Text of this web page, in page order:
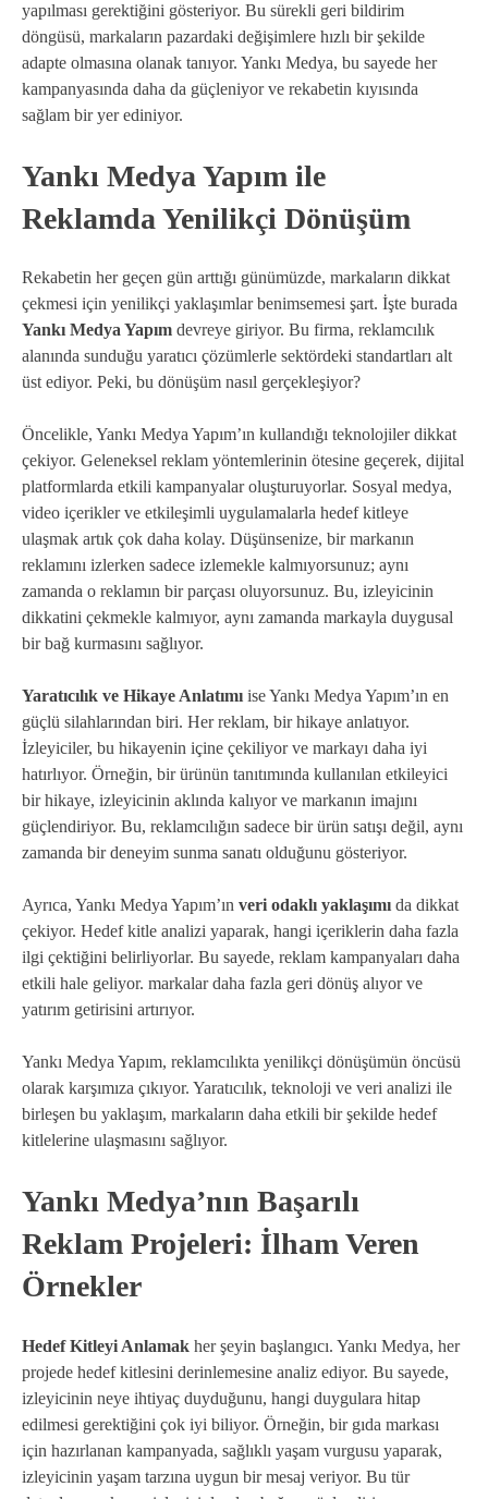
yapılması gerektiğini gösteriyor. Bu sürekli geri bildirim
döngüsü, markaların pazardaki değişimlere hızlı bir şekilde
adapte olmasına olanak tanıyor. Yankı Medya, bu sayede her
kampanyasında daha da güçleniyor ve rekabetin kıyısında
sağlam bir yer ediniyor.
Yankı Medya Yapım ile
Reklamda Yenilikçi Dönüşüm
Rekabetin her geçen gün arttığı günümüzde, markaların dikkat
çekmesi için yenilikçi yaklaşımlar benimsemesi şart. İşte burada
Yankı Medya Yapım devreye giriyor. Bu firma, reklamcılık
alanında sunduğu yaratıcı çözümlerle sektördeki standartları alt
üst ediyor. Peki, bu dönüşüm nasıl gerçekleşiyor?
Öncelikle, Yankı Medya Yapım’ın kullandığı teknolojiler dikkat
çekiyor. Geleneksel reklam yöntemlerinin ötesine geçerek, dijital
platformlarda etkili kampanyalar oluşturuyorlar. Sosyal medya,
video içerikler ve etkileşimli uygulamalarla hedef kitleye
ulaşmak artık çok daha kolay. Düşünsenize, bir markanın
reklamını izlerken sadece izlemekle kalmıyorsunuz; aynı
zamanda o reklamın bir parçası oluyorsunuz. Bu, izleyicinin
dikkatini çekmekle kalmıyor, aynı zamanda markayla duygusal
bir bağ kurmasını sağlıyor.
Yaratıcılık ve Hikaye Anlatımı ise Yankı Medya Yapım’ın en
güçlü silahlarından biri. Her reklam, bir hikaye anlatıyor.
İzleyiciler, bu hikayenin içine çekiliyor ve markayı daha iyi
hatırlıyor. Örneğin, bir ürünün tanıtımında kullanılan etkileyici
bir hikaye, izleyicinin aklında kalıyor ve markanın imajını
güçlendiriyor. Bu, reklamcılığın sadece bir ürün satışı değil, aynı
zamanda bir deneyim sunma sanatı olduğunu gösteriyor.
Ayrıca, Yankı Medya Yapım’ın veri odaklı yaklaşımı da dikkat
çekiyor. Hedef kitle analizi yaparak, hangi içeriklerin daha fazla
ilgi çektiğini belirliyorlar. Bu sayede, reklam kampanyaları daha
etkili hale geliyor. markalar daha fazla geri dönüş alıyor ve
yatırım getirisini artırıyor.
Yankı Medya Yapım, reklamcılıkta yenilikçi dönüşümün öncüsü
olarak karşımıza çıkıyor. Yaratıcılık, teknoloji ve veri analizi ile
birleşen bu yaklaşım, markaların daha etkili bir şekilde hedef
kitlelerine ulaşmasını sağlıyor.
Yankı Medya’nın Başarılı
Reklam Projeleri: İlham Veren
Örnekler
Hedef Kitleyi Anlamak her şeyin başlangıcı. Yankı Medya, her
projede hedef kitlesini derinlemesine analiz ediyor. Bu sayede,
izleyicinin neye ihtiyaç duyduğunu, hangi duygulara hitap
edilmesi gerektiğini çok iyi biliyor. Örneğin, bir gıda markası
için hazırlanan kampanyada, sağlıklı yaşam vurgusu yaparak,
izleyicinin yaşam tarzına uygun bir mesaj veriyor. Bu tür